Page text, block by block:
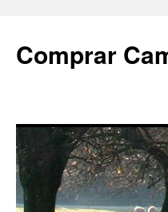
Comprar